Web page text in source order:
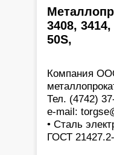
3408,
50S,
Компания
Тел. (4742)
e-mail:
• Сталь
ГОСТ